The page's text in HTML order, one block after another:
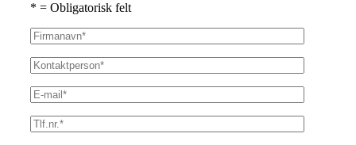
* = Obligatorisk felt